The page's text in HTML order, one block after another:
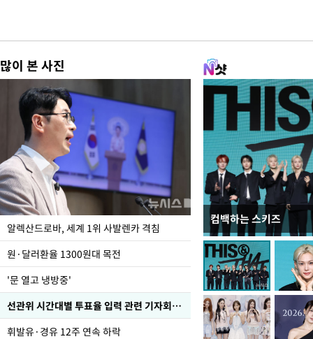
많이 본 사진
알렉산드로바, 세계 1위 사발렌카 격침
원·달러환율 1300원대 목전
'문 열고 냉방중'
선관위 시간대별 투표율 입력 관련 기자회견하는 주진우 의원
휘발유·경유 12주 연속 하락
컴백하는 스키즈
폭염 속 주말 풍경은?